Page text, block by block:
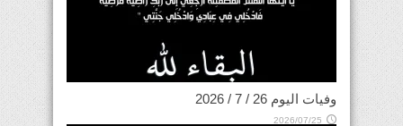
وفيات اليوم 26 / 7 / 2026
2026/07/25